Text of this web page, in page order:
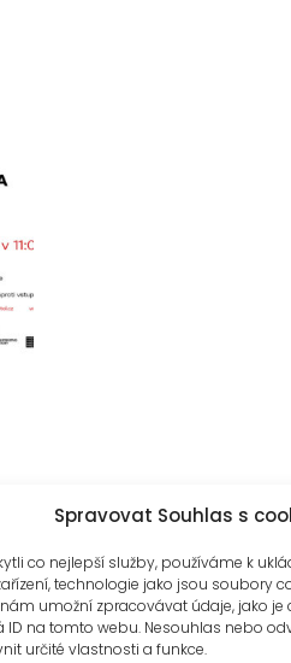
Spravovat Souhlas s
co nejlepší služby, používáme k
technologie jako jsou soubory
umožní zpracovávat údaje, jako
ID na tomto webu. Nesouhlas nebo
určité vlastnosti a funkce.